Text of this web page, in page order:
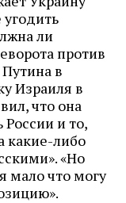
ли
против
в
Израиля в
что она
России и то,
какие-либо
«Но
мало что могу